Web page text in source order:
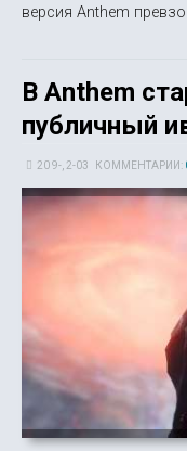
версия Anthem
В Anthem
публичный
20 9-, 2-03 КОММЕНТАРИИ: